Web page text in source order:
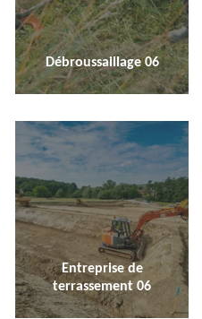
Débroussaillage 06
Entreprise de
terrassement 06